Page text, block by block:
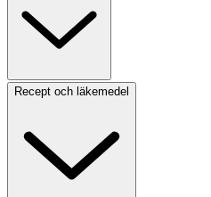
Recept och läkemedel